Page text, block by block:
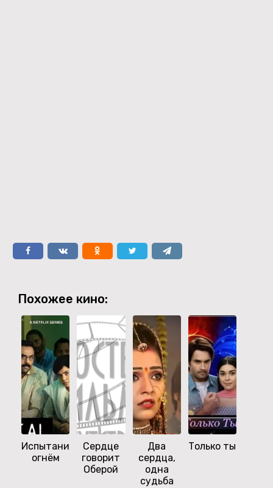
Похожее кино:
Испытание
огнём
Сердце
говорит
Оберой
Два
сердца,
одна
судьба
Только ты